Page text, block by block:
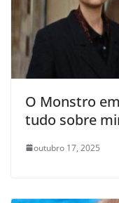
O Monstro
tudo sobre
outubro 17, 2025